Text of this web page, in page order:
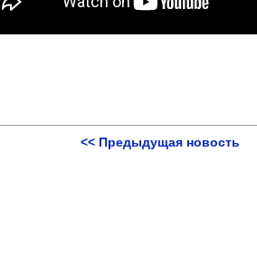
<< Предыдущая новость